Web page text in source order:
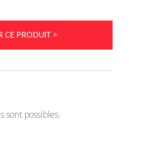
CE PRODUIT >
sont possibles.